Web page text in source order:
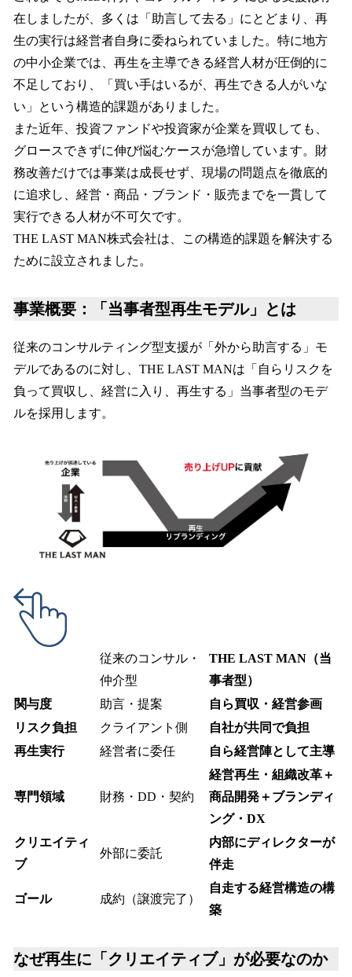
在しましたが、多くは「助言して去る」にとどまり、再
生の実行は経営者自身に委ねられていました。特に地方
の中小企業では、再生を主導できる経営人材が圧倒的に
不足しており、「買い手はいるが、再生できる人がいな
い」という構造的課題がありました。
また近年、投資ファンドや投資家が企業を買収しても、
グロースできずに伸び悩むケースが急増しています。財
務改善だけでは事業は成長せず、現場の問題点を徹底的
に追求し、経営・商品・ブランド・販売までを一貫して
実行できる人材が不可欠です。
THE LAST MAN株式会社は、この構造的課題を解決する
ために設立されました。
事業概要：「当事者型再生モデル」とは
従来のコンサルティング型支援が「外から助言する」モ
デルであるのに対し、THE LAST MANは「自らリスクを
負って買収し、経営に入り、再生する」当事者型のモデ
ルを採用します。
従来のコンサル・
仲介型
THE LAST MAN（当
事者型）
関与度
助言・提案
自ら買収・経営参画
リスク負担
クライアント側
自社が共同で負担
再生実行
経営者に委任 自ら経営陣として主導
専門領域 財務・DD・契約
経営再生・組織改革＋
商品開発＋ブランディ
ング・DX
クリエイティ
ブ
外部に委託
内部にディレクターが
伴走
ゴール 成約（譲渡完了）
自走する経営構造の構
築
なぜ再生に「クリエイティブ」が必要なのか